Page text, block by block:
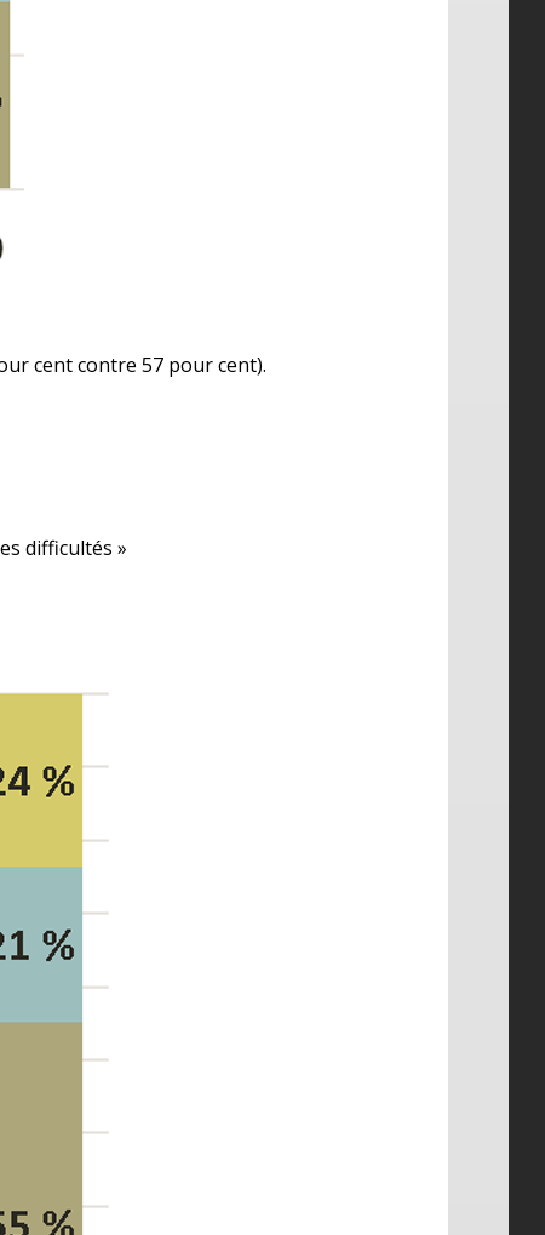
cent contre 57 pour cent).
difficultés »